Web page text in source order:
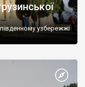
узбережжі